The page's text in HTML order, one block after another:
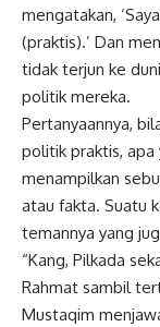
mengatakan,
(praktis).’ Dan
tidak terjun ke
politik mereka.
Pertanyaannya,
politik praktis, apa
menampilkan
atau fakta. Suatu
temannya yang
“Kang, Pilkada
Rahmat sambil
Mustaqim